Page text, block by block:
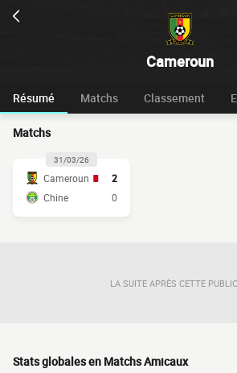
Cameroun
Résumé Matchs Classement
Matchs
31/03/26
Cameroun
2
Chine
0
LA SUITE APRÈS CETTE
Stats globales en Matchs Amicaux